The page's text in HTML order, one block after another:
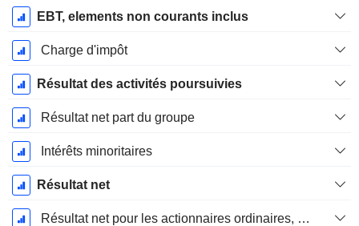
EBT, elements non courants inclus
Charge d'impôt
Résultat des activités poursuivies
Résultat net part du groupe
Intérêts minoritaires
Résultat net
Résultat net pour les actionnaires ordinaires, éléments exceptionnels inclus.